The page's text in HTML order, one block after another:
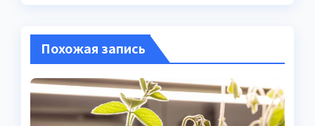
Похожая запись